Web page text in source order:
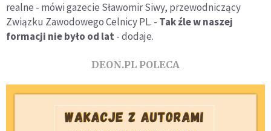
realne - mówi gazecie Sławomir Siwy, przewodniczący
Związku Zawodowego Celnicy PL. - Tak źle w naszej
formacji nie było od lat - dodaje.
DEON.PL POLECA